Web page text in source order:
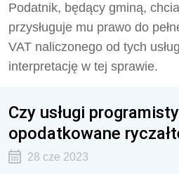
Podatnik, będący gminą,
przysługuje mu prawo do
VAT naliczonego od tych
interpretację w tej sprawie.
Czy usługi
opodatkowane
28 cze 2023